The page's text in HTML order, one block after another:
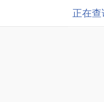
正在查